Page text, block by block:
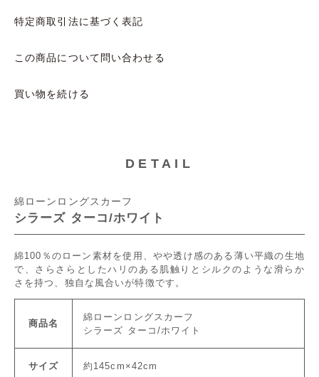
特定商取引法に基づく表記
この商品について問い合わせる
買い物を続ける
DETAIL
綿ローンロングスカーフ
シラーズ ターコ/ホワイト
綿100％のローン素材を使用、やや透け感のある薄い平織の生地
で、さらさらとしたハリのある肌触りとシルクのような滑らか
さを持つ、独自な風合いが特徴です。
商品名
綿ローンロングスカーフ
シラーズ ターコ/ホワイト
サイズ 約145cm×42cm